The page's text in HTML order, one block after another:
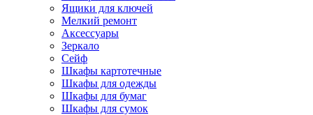
Ящики для ключей
Мелкий ремонт
Аксессуары
Зеркало
Сейф
Шкафы картотечные
Шкафы для одежды
Шкафы для бумаг
Шкафы для сумок